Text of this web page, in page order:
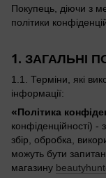
Покупець, діючи з
політики
1. ЗАГАЛЬНІ
1.1. Терміни, які
інформації:
«Політика
конфіденційності) -
збір, обробка,
можуть бути
магазину